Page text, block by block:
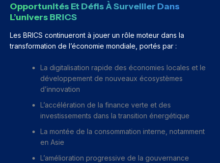
Opportunités Et Défis À Surveiller Dans
L’univers BRICS
Les BRICS continueront à jouer un rôle moteur dans la
transformation de l’économie mondiale, portés par :
La digitalisation rapide des économies locales et le
développement de nouveaux écosystèmes
d’innovation
L’accélération de la finance verte et des
investissements dans la transition énergétique
La montée de la consommation interne, notamment
en Asie
L’amélioration progressive de la gouvernance